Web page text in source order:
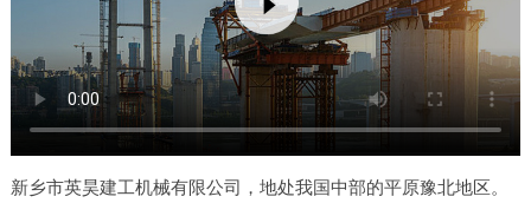
新乡市英昊建工机械有限公司，地处我国中部的平原豫北地区。